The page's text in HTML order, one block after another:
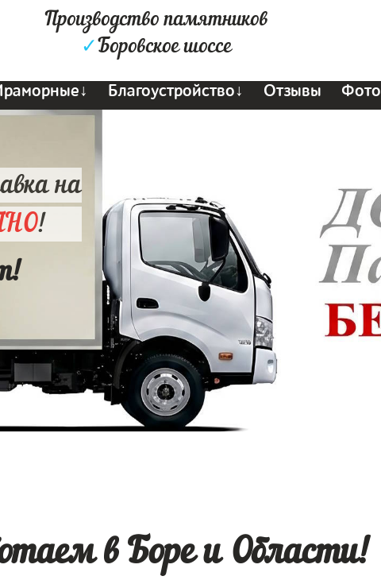
Производство памятников
✓Боровское шоссе
Благоустройство↓ Отзывы Фото
на
!
в Боре и Области!